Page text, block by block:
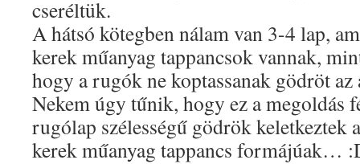
cseréltük.
A hátsó kötegben nálam van 3-4 lap,
kerek műanyag tappancsok vannak,
hogy a rugók ne koptassanak gödröt
Nekem úgy tűnik, hogy ez a megoldás
rugólap szélességű gödrök keletkeztek
kerek műanyag tappancs formájúak…